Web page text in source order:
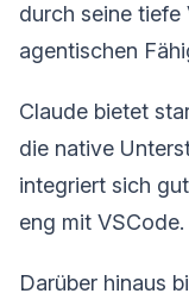
durch seine
agentischen
Claude bietet
die native
integriert sich
eng mit VSCode.
Darüber hinaus